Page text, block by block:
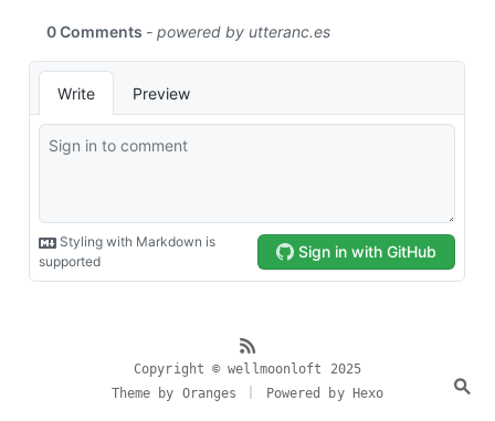
Copyright © wellmoonloft 2025
Theme by Oranges ｜ Powered by Hexo